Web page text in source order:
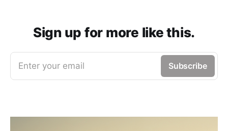
Sign up for more like this.
Enter your email Subscribe